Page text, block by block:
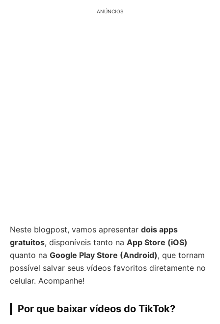
ANÚNCIOS
Neste blogpost, vamos apresentar dois apps
gratuitos, disponíveis tanto na App Store (iOS)
quanto na Google Play Store (Android), que tornam
possível salvar seus vídeos favoritos diretamente no
celular. Acompanhe!
Por que baixar vídeos do TikTok?